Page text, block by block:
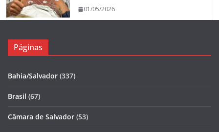
01/05/2026
Páginas
Bahia/Salvador (337)
Brasil (67)
Câmara de Salvador (53)